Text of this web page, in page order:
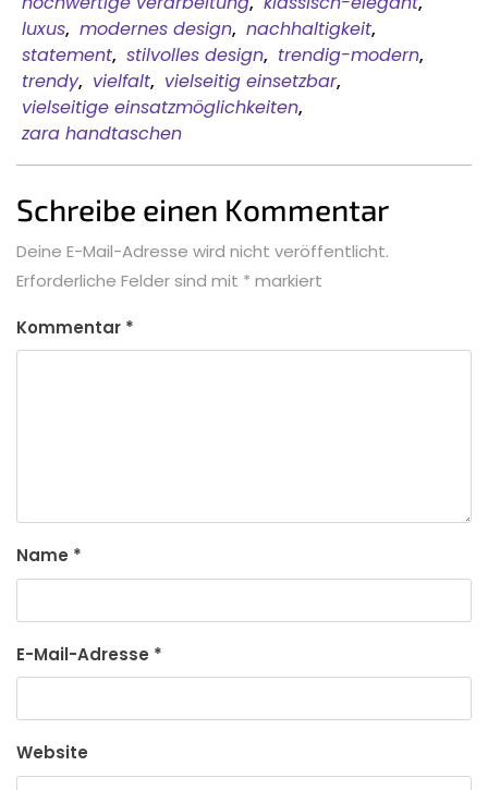
luxus, modernes design, nachhaltigkeit,
statement, stilvolles design, trendig-modern,
trendy, vielfalt, vielseitig einsetzbar,
vielseitige einsatzmöglichkeiten,
zara handtaschen
Schreibe einen Kommentar
Deine E-Mail-Adresse wird nicht veröffentlicht.
Erforderliche Felder sind mit * markiert
Kommentar *
Name *
E-Mail-Adresse *
Website